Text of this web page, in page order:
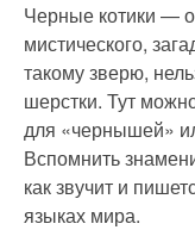
Черные котики —
мистического,
такому зверю,
шерстки. Тут
для «чернышей»
Вспомнить
как звучит и
языках мира.